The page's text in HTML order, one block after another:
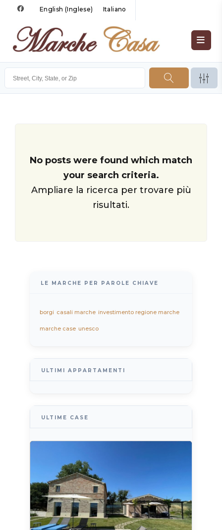
English (Inglese) Italiano
No posts were found which match
your search criteria.
Ampliare la ricerca per trovare più
risultati.
LE MARCHE PER PAROLE CHIAVE
borgi casali marche investimento regione marche
marche case unesco
ULTIMI APPARTAMENTI
ULTIME CASE